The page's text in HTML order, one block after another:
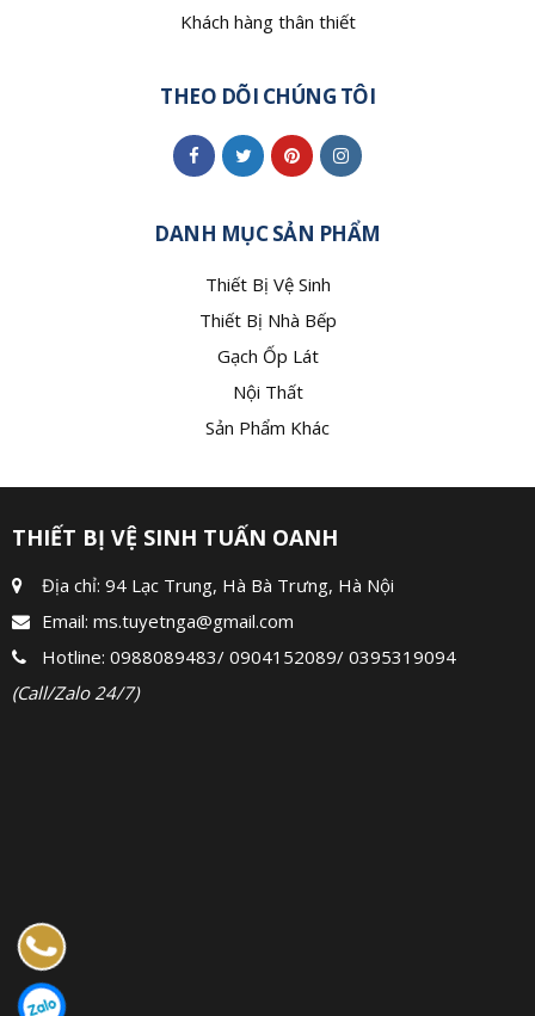
Khách hàng thân thiết
THEO DÕI CHÚNG TÔI
DANH MỤC SẢN PHẨM
Thiết Bị Vệ Sinh
Thiết Bị Nhà Bếp
Gạch Ốp Lát
Nội Thất
Sản Phẩm Khác
THIẾT BỊ VỆ SINH TUẤN OANH
Địa chỉ: 94 Lạc Trung, Hà Bà Trưng, Hà Nội
Email: ms.tuyetnga@gmail.com
Hotline: 0988089483/ 0904152089/ 0395319094
(Call/Zalo 24/7)